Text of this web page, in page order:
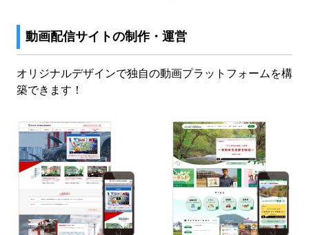
動画配信サイトの制作・運営
オリジナルデザインで独自の動画プラットフォームを構
築できます！